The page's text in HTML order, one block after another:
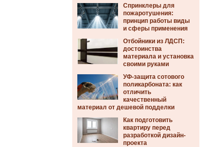
Спринклеры для
пожаротушения:
принцип работы виды
и сферы применения
Отбойники из ЛДСП:
достоинства
материала и установка
своими руками
УФ-защита сотового
поликарбоната: как
отличить
качественный
материал от дешевой подделки
Как подготовить
квартиру перед
разработкой дизайн-
проекта